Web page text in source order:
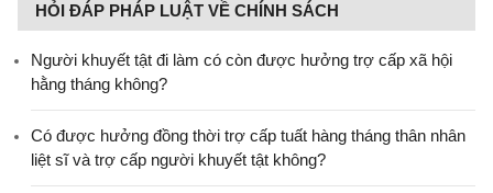
HỎI ĐÁP PHÁP LUẬT VỀ CHÍNH SÁCH
Người khuyết tật đi làm có còn được hưởng trợ cấp xã hội
hằng tháng không?
​Có được hưởng đồng thời trợ cấp tuất hàng tháng thân nhân
liệt sĩ và trợ cấp người khuyết tật không?